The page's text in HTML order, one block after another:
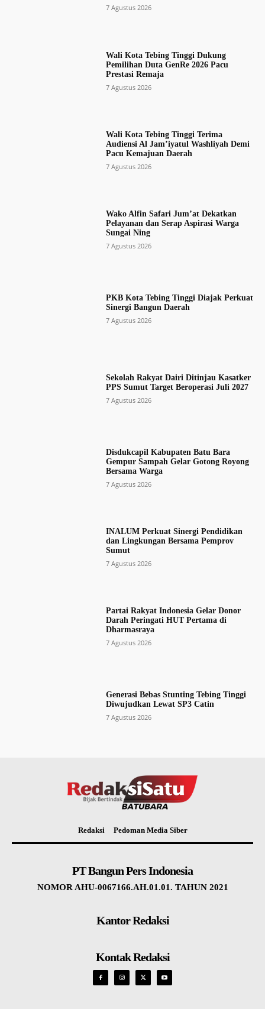
7 Agustus 2026
Wali Kota Tebing Tinggi Dukung
Pemilihan Duta GenRe 2026 Pacu
Prestasi Remaja
7 Agustus 2026
Wali Kota Tebing Tinggi Terima
Audiensi Al Jam’iyatul Washliyah Demi
Pacu Kemajuan Daerah
7 Agustus 2026
Wako Alfin Safari Jum’at Dekatkan
Pelayanan dan Serap Aspirasi Warga
Sungai Ning
7 Agustus 2026
PKB Kota Tebing Tinggi Diajak Perkuat
Sinergi Bangun Daerah
7 Agustus 2026
Sekolah Rakyat Dairi Ditinjau Kasatker
PPS Sumut Target Beroperasi Juli 2027
7 Agustus 2026
Disdukcapil Kabupaten Batu Bara
Gempur Sampah Gelar Gotong Royong
Bersama Warga
7 Agustus 2026
INALUM Perkuat Sinergi Pendidikan
dan Lingkungan Bersama Pemprov
Sumut
7 Agustus 2026
Partai Rakyat Indonesia Gelar Donor
Darah Peringati HUT Pertama di
Dharmasraya
7 Agustus 2026
Generasi Bebas Stunting Tebing Tinggi
Diwujudkan Lewat SP3 Catin
7 Agustus 2026
Redaksi Pedoman Media Siber
PT Bangun Pers Indonesia
NOMOR AHU-0067166.AH.01.01. TAHUN 2021
Kantor Redaksi
Kontak Redaksi